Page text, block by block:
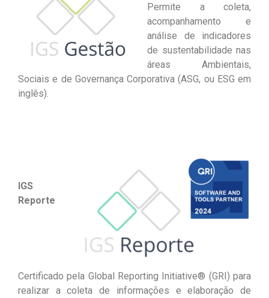
Permite a coleta,
acompanhamento e
análise de indicadores
de sustentabilidade nas
áreas Ambientais,
Sociais e de Governança Corporativa (ASG, ou ESG em
inglês).
IGS
Reporte
Certificado pela Global Reporting Initiative® (GRI) para
realizar a coleta de informações e elaboração de